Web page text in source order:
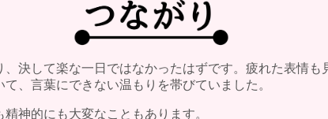
決して楽な一日ではなかったはずです。疲れた表情も
、言葉にできない温もりを帯びていました。
神的にも大変なこともあります。